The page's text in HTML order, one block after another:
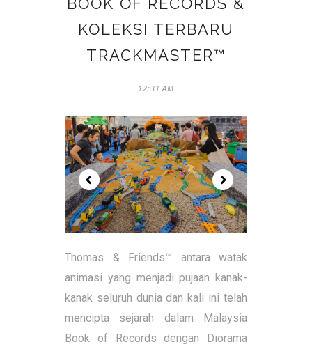
KOLEKSI TERBARU
TRACKMASTER™
12:31 AM
Thomas & Friends™ antara watak
animasi yang menjadi pujaan kanak-
kanak seluruh dunia dan kali ini telah
mencipta sejarah dalam Malaysia
Book of Records dengan Diorama